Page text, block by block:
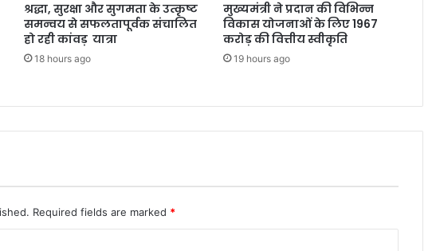
श्रद्धा, सुरक्षा और सुगमता के उत्कृष्ट
समन्वय से सफलतापूर्वक संचालित
हो रही कांवड़ यात्रा
18 hours ago
मुख्यमंत्री ने प्रदान की विभिन्न
विकास योजनाओं के लिए 1967
करोड़ की वित्तीय स्वीकृति
19 hours ago
Required fields are marked *